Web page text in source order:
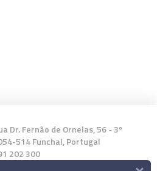
Dr. Fernão de Ornelas, 56 - 3º
514 Funchal, Portugal
202 300